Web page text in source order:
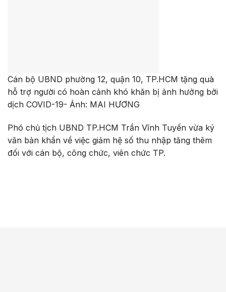
Cán bộ UBND phường 12, quận 10, TP.HCM tặng quà
hỗ trợ người có hoàn cảnh khó khăn bị ảnh hưởng bởi
dịch COVID-19- Ảnh: MAI HƯƠNG
Phó chủ tịch UBND TP.HCM Trần Vĩnh Tuyến vừa ký
văn bản khẩn về việc giảm hệ số thu nhập tăng thêm
đối với cán bộ, công chức, viên chức TP.